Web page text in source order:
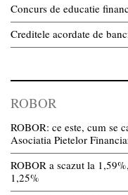
Concurs de educatie
Creditele acordate de
ROBOR
ROBOR: ce este, cum se
Asociatia Pietelor
ROBOR a scazut la
1,25%